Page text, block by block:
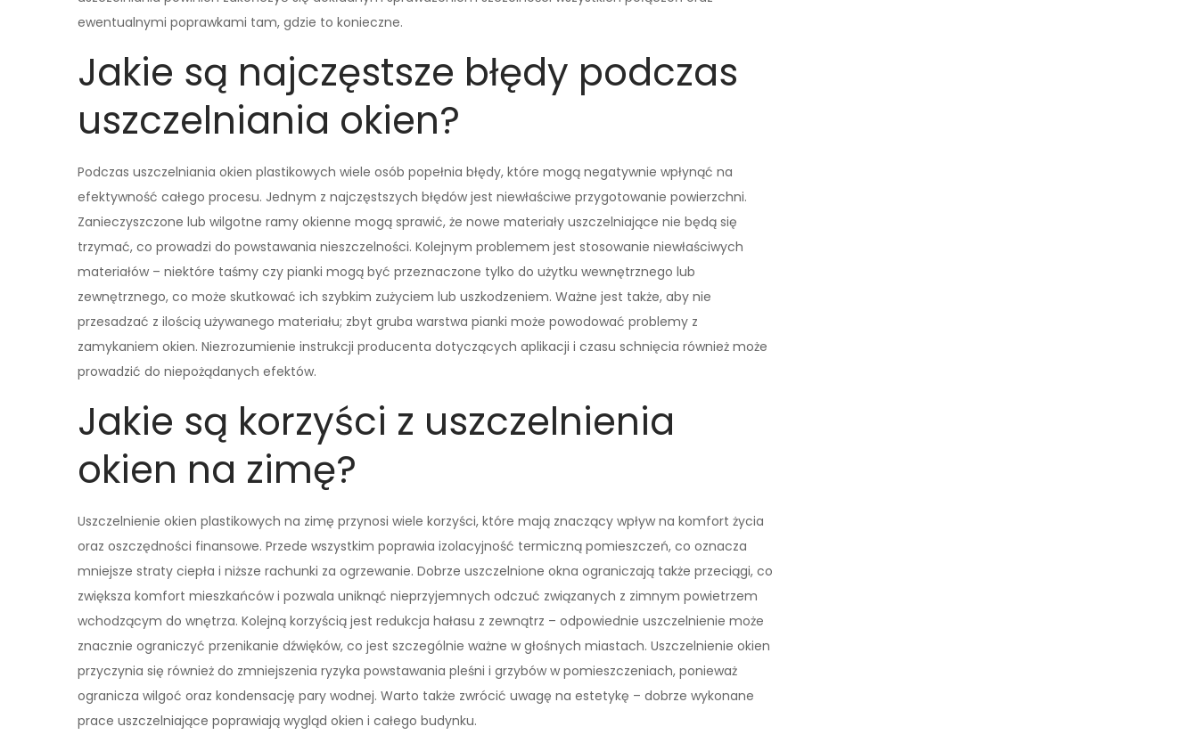
ewentualnymi poprawkami tam, gdzie to konieczne.
Jakie są najczęstsze błędy podczas
uszczelniania okien?
Podczas uszczelniania okien plastikowych wiele osób popełnia błędy, które mogą negatywnie wpłynąć na
efektywność całego procesu. Jednym z najczęstszych błędów jest niewłaściwe przygotowanie powierzchni.
Zanieczyszczone lub wilgotne ramy okienne mogą sprawić, że nowe materiały uszczelniające nie będą się
trzymać, co prowadzi do powstawania nieszczelności. Kolejnym problemem jest stosowanie niewłaściwych
materiałów – niektóre taśmy czy pianki mogą być przeznaczone tylko do użytku wewnętrznego lub
zewnętrznego, co może skutkować ich szybkim zużyciem lub uszkodzeniem. Ważne jest także, aby nie
przesadzać z ilością używanego materiału; zbyt gruba warstwa pianki może powodować problemy z
zamykaniem okien. Niezrozumienie instrukcji producenta dotyczących aplikacji i czasu schnięcia również może
prowadzić do niepożądanych efektów.
Jakie są korzyści z uszczelnienia
okien na zimę?
Uszczelnienie okien plastikowych na zimę przynosi wiele korzyści, które mają znaczący wpływ na komfort życia
oraz oszczędności finansowe. Przede wszystkim poprawia izolacyjność termiczną pomieszczeń, co oznacza
mniejsze straty ciepła i niższe rachunki za ogrzewanie. Dobrze uszczelnione okna ograniczają także przeciągi, co
zwiększa komfort mieszkańców i pozwala uniknąć nieprzyjemnych odczuć związanych z zimnym powietrzem
wchodzącym do wnętrza. Kolejną korzyścią jest redukcja hałasu z zewnątrz – odpowiednie uszczelnienie może
znacznie ograniczyć przenikanie dźwięków, co jest szczególnie ważne w głośnych miastach. Uszczelnienie okien
przyczynia się również do zmniejszenia ryzyka powstawania pleśni i grzybów w pomieszczeniach, ponieważ
ogranicza wilgoć oraz kondensację pary wodnej. Warto także zwrócić uwagę na estetykę – dobrze wykonane
prace uszczelniające poprawiają wygląd okien i całego budynku.